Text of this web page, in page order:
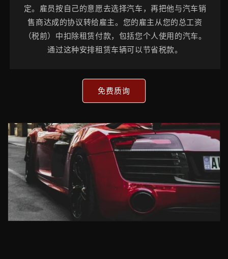
定。雇员按自己的意愿去选择汽车，再把他与汽车销
售商达成的协议转给雇主。您的雇主从您的总工资
（税前）中扣除租赁付款，包括您个人使用的汽车。
通过这种安排租赁车辆可以节省税款。
免费质询